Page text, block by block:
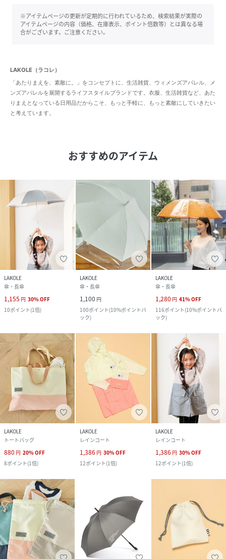
※アイテムページの更新が定期的に行われているため、検索結果が実際の
アイテムページの内容（価格、在庫表示、ポイント倍数等）とは異なる場
合がございます。ご注意ください。
LAKOLE（ラコレ）
「あたりまえを、素敵に。」をコンセプトに、生活雑貨、ウィメンズアパレル、メ
ンズアパレルを展開するライフスタイルブランドです。衣服、生活雑貨など、あた
りまえとなっている日用品だからこそ、もっと手軽に、もっと素敵にしていきたい
と考えています。
おすすめのアイテム
LAKOLE
傘・長傘
1,155 円 30%OFF
10ポイント(1倍)
LAKOLE
傘・長傘
1,100 円
100ポイント(10%ポイントバ
ック)
LAKOLE
傘・長傘
1,280 円 41%OFF
116ポイント(10%ポイントバ
ック)
LAKOLE
トートバッグ
880 円 20%OFF
8ポイント(1倍)
LAKOLE
レインコート
1,386 円 30%OFF
12ポイント(1倍)
LAKOLE
レインコート
1,386 円 30%OFF
12ポイント(1倍)